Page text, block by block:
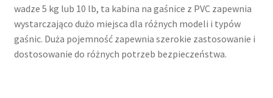
wadze 5 kg lub 10 lb, ta kabina na gaśnice z PVC zapewnia
wystarczająco dużo miejsca dla różnych modeli i typów
gaśnic. Duża pojemność zapewnia szerokie zastosowanie i
dostosowanie do różnych potrzeb bezpieczeństwa.